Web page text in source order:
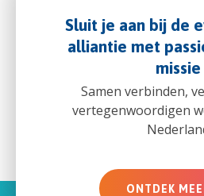
Sluit je aan bij de
alliantie met
missie
Samen verbinden,
vertegenwoordigen
ONTDEK